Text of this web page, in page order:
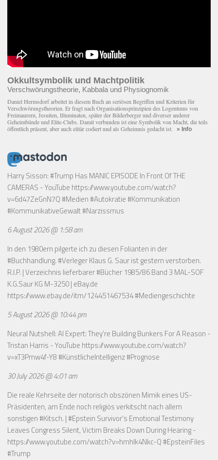
Okkultsymbolik und Machtpolitik
Verschwörungstheorie, Kabbala und Physiognomik
Daniel Hermsdorf arbeitet in diesem Buch an seriösen Begriffen und Kriterien für
Verschwörungstheorien. Er fragt nach Organisationsprinzipien des Logentums von
Freimaurern, Jesuiten, Illuminaten, später der Bilderberger und diverser anderer
Geheimbünde und Elite-Clubs. Damit verbunden ist eine Symbolik von Macht, die teils
öffentlich präsent, aber auch elitär codiert und als Geheimnis gedacht ist. » Info
Harry Sisson: #Trump Has MANIC EPISODE In Front Of THE
CAMERAS - YouTube https://www.youtube.com/watch?
v=6d47ZeGnN7Q#Medien #Autokratie #Kommunikation
#KommunikativeGewalt #Narzissmus
6 August 2026 @ 1:58 am
In den 1980ern pilgerte ich zu diesen Folianten in der
#Buchhandlung. #Verleger Klaus G. Saur ist gestern verstorben.
R.I.P. | Verzeichnis lieferbarer #Bücher 1985/86 Band 3 MAL-SOF
K.G.Saur KG M-3250 | eBay.de
https://www.ebay.de/itm/124451467534#Mediengeschichte
5 August 2026 @ 10:44 pm
Neural Nutshell: AI Expert: They're Building Bunkers For A Reason -
Tristan Harris - YouTube https://www.youtube.com/watch?
v=xT3Pmw4f-Y8#KünstlicheIntelligenz #Prognose
30 July 2026 @ 4:01 am
Die reale Kehrseite der notorisch obszönen Mimik eines US-
Präsidenten, am Ende noch religiös verkitscht nach allem
sonstigen #Kitsch. | #Epstein Survivor's Emotional Testimony
Leaves Congress Silent, Victim Breaks Down During Hearing -
https://www.youtube.com/watch?v=hmhlk4Nkc-Q#EpsteinFiles
#Trump